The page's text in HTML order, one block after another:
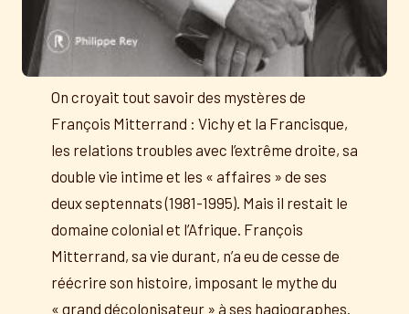
On croyait tout savoir des mystères de
François Mitterrand : Vichy et la Francisque,
les relations troubles avec l’extrême droite, sa
double vie intime et les « affaires » de ses
deux septennats (1981-1995). Mais il restait le
domaine colonial et l’Afrique. François
Mitterrand, sa vie durant, n’a eu de cesse de
réécrire son histoire, imposant le mythe du
« grand décolonisateur » à ses hagiographes.